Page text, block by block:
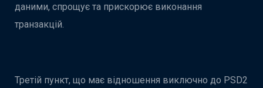
даними, спрощує та прискорює виконання
транзакцій.
Третій пункт, що має відношення виключно до PSD2